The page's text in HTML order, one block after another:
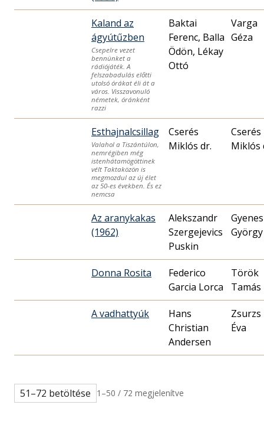
Kaland az
ágyútűzben
Csepelre vezet
bennünket a
rádiójáték. A
felszabadulás előtti
utolsó órákat éli át a
város. Visszavonuló
németek, óránként
razzi
Baktai
Ferenc, Balla
Ödön, Lékay
Ottó
Varga
Géza
Esthajnalcsillag
Valahol a Tiszántúlon,
nemrégiben még
istenhátamögöttinek
vélt Taktaközön is
megmozdul az új élet
az 50-es években. És ez
nemcsa
Cserés
Miklós dr.
Cserés
Miklós
Az aranykakas
(1962)
Alekszandr
Szergejevics
Puskin
Gyenes
György
Donna Rosita
Federico
Garcia Lorca
Török
Tamás
A vadhattyúk
Hans
Christian
Andersen
Zsurzs
Éva
51–72 betöltése 1–50 / 72 megjelenítve